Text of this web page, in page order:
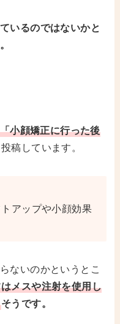
いるのではないかと
「小顔矯正に行った後
稿しています。
アップや小顔効果
ないのかというとこ
メスや注射を使用し
そうです。